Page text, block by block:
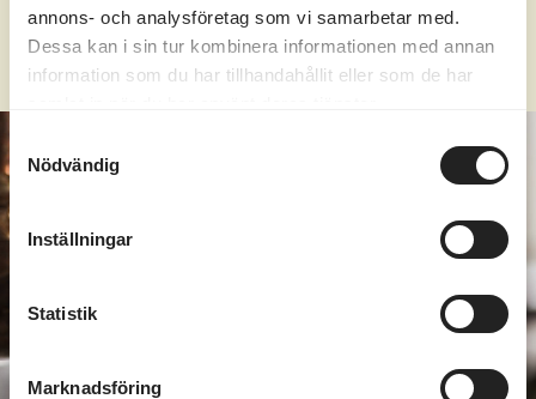
annons- och analysföretag som vi samarbetar med.
Dessa kan i sin tur kombinera informationen med annan
information som du har tillhandahållit eller som de har
Samtyckesval
Nödvändig
Inställningar
Statistik
Marknadsföring
LÄS MER